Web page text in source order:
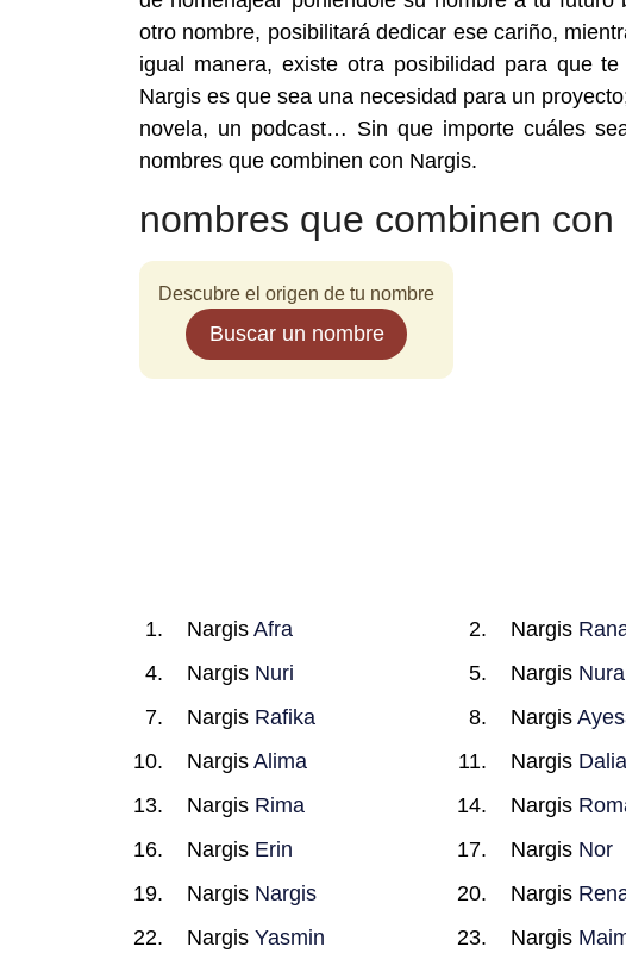
otro nombre, posibilitará dedicar ese cariño,
igual manera, existe otra posibilidad para que
Nargis es que sea una necesidad para un
novela, un podcast… Sin que importe cuáles
nombres que combinen con Nargis.
nombres que combinen
Descubre el origen de tu nombre
Buscar un nombre
Nargis Afra Nargis
Nargis Nuri Nargis Nura
Nargis Rafika Nargis
Nargis Alima Nargis Dalia
Nargis Rima Nargis
Nargis Erin Nargis Nor
Nargis Nargis Nargis
Nargis Yasmin Nargis